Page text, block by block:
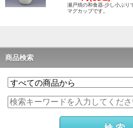
瀬戸焼の和食器-少し小ぶり
マグカップです。
商品検索